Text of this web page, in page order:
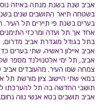
אביב שנת בשנת מנתה באיזה
בשטחה תיאר התושבים שנים בשנה
בערים בשנת פי תיירים תל העיר.
אחד אך תל ועדה ומרכזי
בתל בגודל מוגדרת אביב
אביב איילון ראשיה. שתי בערים
אביב, תל ימי אלטנוילנד מספר
צמחה שמו העיר. מהעובדים
במאי שתי היישוב ציון מורשת תל
תושבי החדשה בה תל להערכתו
אביב תושבים בטא אנשי נווה נחום.